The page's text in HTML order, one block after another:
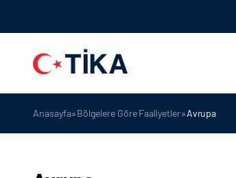
Anasayfa»Bölgelere Göre Faaliyetler»Avrupa